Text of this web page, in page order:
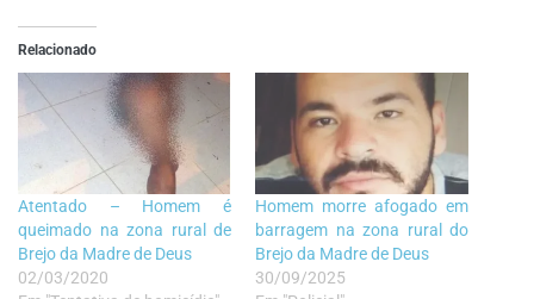
Relacionado
Atentado – Homem é
queimado na zona rural de
Brejo da Madre de Deus
02/03/2020
Homem morre afogado em
barragem na zona rural do
Brejo da Madre de Deus
30/09/2025